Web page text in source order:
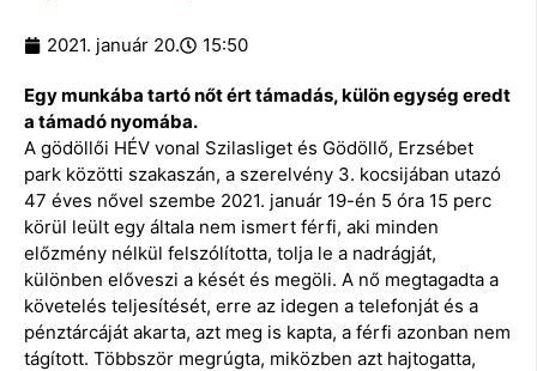
2021. január 20. 15:50
Egy munkába tartó nőt ért támadás, külön egység eredt
a támadó nyomába.
A gödöllői HÉV vonal Szilasliget és Gödöllő, Erzsébet
park közötti szakaszán, a szerelvény 3. kocsijában utazó
47 éves nővel szembe 2021. január 19-én 5 óra 15 perc
körül leült egy általa nem ismert férfi, aki minden
előzmény nélkül felszólította, tolja le a nadrágját,
különben előveszi a kését és megöli. A nő megtagadta a
követelés teljesítését, erre az idegen a telefonját és a
pénztárcáját akarta, azt meg is kapta, a férfi azonban nem
tágított. Többször megrúgta, miközben azt hajtogatta,